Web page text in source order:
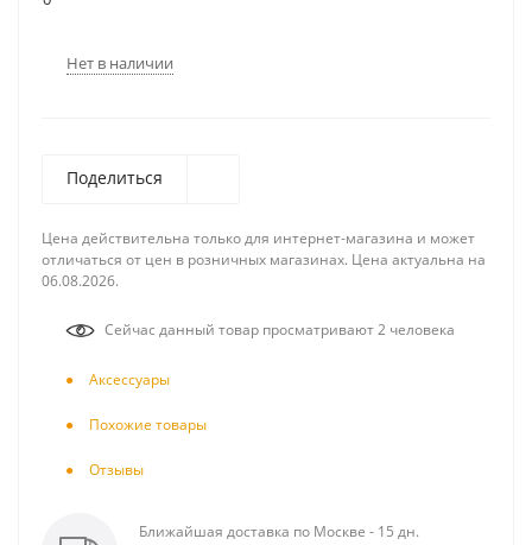
Нет в наличии
Поделиться
Цена действительна только для интернет-магазина и может
отличаться от цен в розничных магазинах. Цена актуальна на
06.08.2026.
Сейчас данный товар просматривают 2 человека
Аксесcуары
Похожие товары
Отзывы
Ближайшая доставка по Москве - 15 дн.